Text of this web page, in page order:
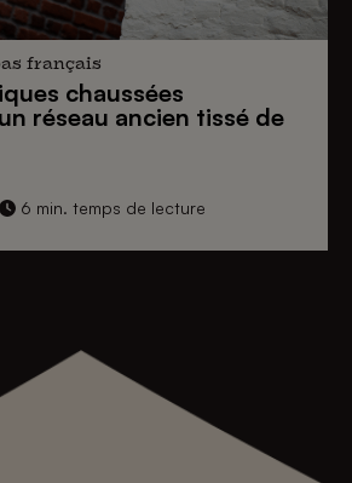
français
chaussées
réseau ancien tissé de
6 min. temps de lecture